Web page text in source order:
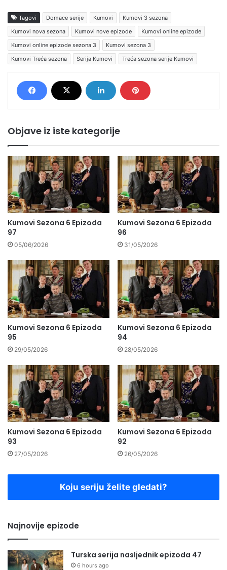
Tagovi Domace serije Kumovi
Kumovi 3 sezona
Kumovi nova sezona
Kumovi nove epizode
Kumovi online epizode
Kumovi online epizode sezona 3
Kumovi sezona 3
Kumovi Treća sezona
Serija Kumovi Treća sezona serije Kumovi
Objave iz iste kategorije
Kumovi Sezona 6 Epizoda
97
05/06/2026
Kumovi Sezona 6 Epizoda
96
31/05/2026
Kumovi Sezona 6 Epizoda
95
29/05/2026
Kumovi Sezona 6 Epizoda
94
28/05/2026
Kumovi Sezona 6 Epizoda
93
27/05/2026
Kumovi Sezona 6 Epizoda
92
26/05/2026
Koju seriju želite gledati?
Najnovije epizode
Turska serija nasljednik epizoda 47
6 hours ago